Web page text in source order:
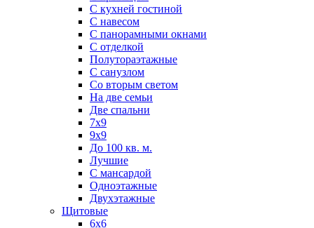
С кухней гостиной
С навесом
С панорамными окнами
С отделкой
Полутораэтажные
С санузлом
Со вторым светом
На две семьи
Две спальни
7х9
9х9
До 100 кв. м.
Лучшие
С мансардой
Одноэтажные
Двухэтажные
Щитовые
6х6